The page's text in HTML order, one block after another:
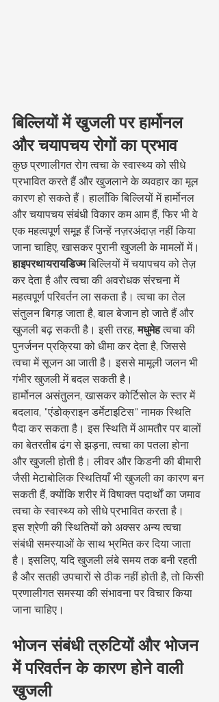
बिल्लियों में खुजली पर हार्मोनल
और चयापचय रोगों का प्रभाव
कुछ प्रणालीगत रोग त्वचा के स्वास्थ्य को सीधे
प्रभावित करते हैं और खुजलाने के व्यवहार का मूल
कारण हो सकते हैं। हालाँकि बिल्लियों में हार्मोनल
और चयापचय संबंधी विकार कम आम हैं, फिर भी वे
एक महत्वपूर्ण समूह हैं जिन्हें नज़रअंदाज़ नहीं किया
जाना चाहिए, खासकर पुरानी खुजली के मामलों में।
हाइपरथायरायडिज्म बिल्लियों में चयापचय को तेज़
कर देता है और त्वचा की अवरोधक संरचना में
महत्वपूर्ण परिवर्तन ला सकता है। त्वचा का तेल
संतुलन बिगड़ जाता है, बाल बेजान हो जाते हैं और
खुजली बढ़ सकती है। इसी तरह, मधुमेह त्वचा की
पुनर्जनन प्रक्रिया को धीमा कर देता है, जिससे
त्वचा में सूजन आ जाती है। इससे मामूली जलन भी
गंभीर खुजली में बदल सकती है।
हार्मोनल असंतुलन, खासकर कोर्टिसोल के स्तर में
बदलाव, "एंडोक्राइन डर्मेटाइटिस" नामक स्थिति
पैदा कर सकता है। इस स्थिति में आमतौर पर बालों
का बेतरतीब ढंग से झड़ना, त्वचा का पतला होना
और खुजली होती है। लीवर और किडनी की बीमारी
जैसी मेटाबोलिक स्थितियाँ भी खुजली का कारण बन
सकती हैं, क्योंकि शरीर में विषाक्त पदार्थों का जमाव
त्वचा के स्वास्थ्य को सीधे प्रभावित करता है।
इस श्रेणी की स्थितियों को अक्सर अन्य त्वचा
संबंधी समस्याओं के साथ भ्रमित कर दिया जाता
है। इसलिए, यदि खुजली लंबे समय तक बनी रहती
है और सतही उपचारों से ठीक नहीं होती है, तो किसी
प्रणालीगत समस्या की संभावना पर विचार किया
जाना चाहिए।
भोजन संबंधी त्रुटियों और भोजन
में परिवर्तन के कारण होने वाली
खुजली